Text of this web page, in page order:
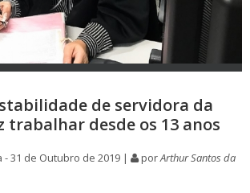
de servidora da
trabalhar desde os 13 anos
31 de Outubro de 2019 | porArthur Santos da